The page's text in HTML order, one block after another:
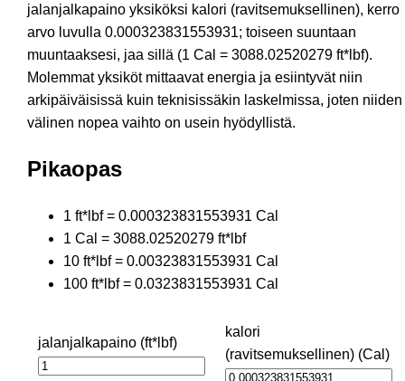
jalanjalkapaino yksiköksi kalori (ravitsemuksellinen), kerro
arvo luvulla 0.000323831553931; toiseen suuntaan
muuntaaksesi, jaa sillä (1 Cal = 3088.02520279 ft*lbf).
Molemmat yksiköt mittaavat energia ja esiintyvät niin
arkipäiväisissä kuin teknisissäkin laskelmissa, joten niiden
välinen nopea vaihto on usein hyödyllistä.
Pikaopas
1 ft*lbf = 0.000323831553931 Cal
1 Cal = 3088.02520279 ft*lbf
10 ft*lbf = 0.00323831553931 Cal
100 ft*lbf = 0.0323831553931 Cal
jalanjalkapaino (ft*lbf)
kalori
(ravitsemuksellinen) (Cal)